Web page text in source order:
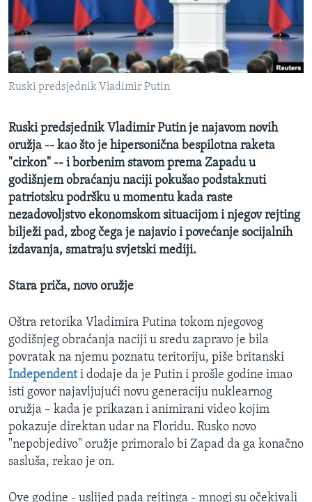
MAGAZIN
O GLASU AMERIKE
Learning English
Jezici
Ruski predsjednik Vladimir Putin
Ruski predsjednik Vladimir Putin je najavom novih
oružja -- kao što je hipersonična bespilotna raketa
"cirkon" -- i borbenim stavom prema Zapadu u
godišnjem obraćanju naciji pokušao podstaknuti
patriotsku podršku u momentu kada raste
nezadovoljstvo ekonomskom situacijom i njegov rejting
bilježi pad, zbog čega je najavio i povećanje socijalnih
izdavanja, smatraju svjetski mediji.
Stara priča, novo oružje
Oštra retorika Vladimira Putina tokom njegovog
godišnjeg obraćanja naciji u sredu zapravo je bila
povratak na njemu poznatu teritoriju, piše britanski
Independenti dodaje da je Putin i prošle godine imao
isti govor najavljujući novu generaciju nuklearnog
oružja – kada je prikazan i animirani video kojim
pokazuje direktan udar na Floridu. Rusko novo
"nepobjedivo" oružje primoralo bi Zapad da ga konačno
sasluša, rekao je on.
Ove godine - uslijed pada rejtinga - mnogi su očekivali